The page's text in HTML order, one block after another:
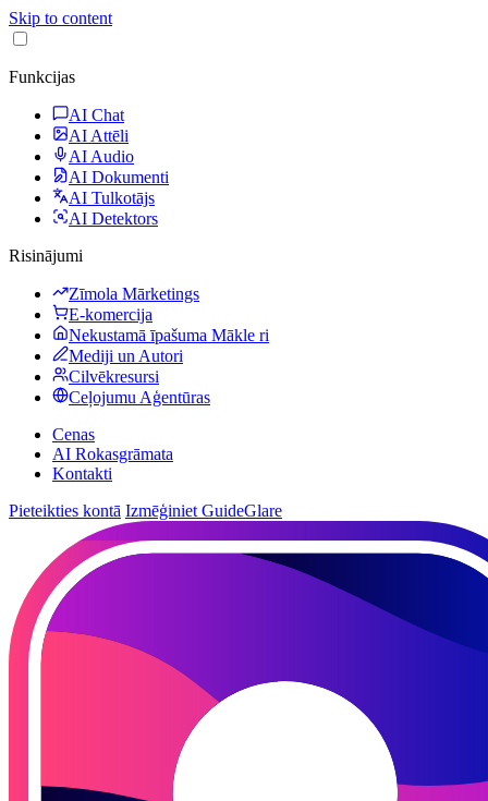
Skip to content
Funkcijas
AI Chat
AI Attēli
AI Audio
AI Dokumenti
AI Tulkotājs
AI Detektors
Risinājumi
Zīmola Mārketings
E-komercija
Nekustamā īpašuma Mākle ri
Mediji un Autori
Cilvēkresursi
Ceļojumu Aģentūras
Cenas
AI Rokasgrāmata
Kontakti
Pieteikties kontā Izmēģiniet GuideGlare